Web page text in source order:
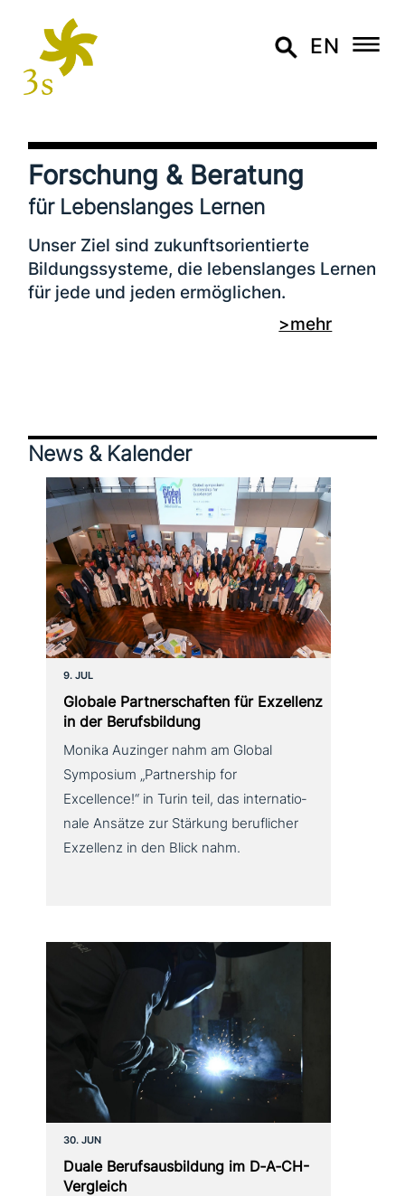
EN
Forschung & Beratung
für Lebenslanges Lernen
Unser Ziel sind zukunfts­ori­en­tier­te
Bildungssysteme, die lebens­lan­ges Lernen
für jede und jeden ermöglichen.
Hochschulen und inter­na­tio­na­le
Beschäftigung, unserer eigenen
Forschungstätigkeit und unserem großen
inter­na­tio­na­len Netzwerk.
>mehr
News & Kalender
9. JUL
Globale Partnerschaften für Exzellenz
in der Berufsbildung
Monika Auzinger nahm am Global
Symposium „Partnership for
Excellence!“ in Turin teil, das inter­na­tio­
na­le Ansätze zur Stärkung beruf­li­cher
Exzellenz in den Blick nahm.
30. JUN
Duale Berufsausbildung im D‑A‑CH-
Vergleich